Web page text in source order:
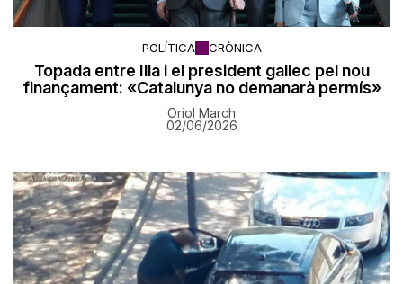
POLÍTICA CRÒNICA
Topada entre Illa i el president gallec pel nou
finançament: «Catalunya no demanarà permís»
Oriol March
02/06/2026